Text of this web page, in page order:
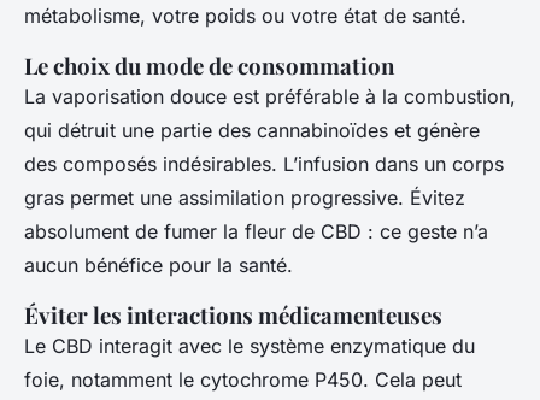
métabolisme, votre poids ou votre état de santé.
Le choix du mode de consommation
La vaporisation douce est préférable à la combustion,
qui détruit une partie des cannabinoïdes et génère
des composés indésirables. L’infusion dans un corps
gras permet une assimilation progressive. Évitez
absolument de fumer la fleur de CBD : ce geste n’a
aucun bénéfice pour la santé.
Éviter les interactions médicamenteuses
Le CBD interagit avec le système enzymatique du
foie, notamment le cytochrome P450. Cela peut